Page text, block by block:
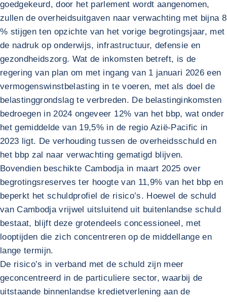
goedgekeurd, door het parlement wordt aangenomen,
zullen de overheidsuitgaven naar verwachting met bijna 8
% stijgen ten opzichte van het vorige begrotingsjaar, met
de nadruk op onderwijs, infrastructuur, defensie en
gezondheidszorg. Wat de inkomsten betreft, is de
regering van plan om met ingang van 1 januari 2026 een
vermogenswinstbelasting in te voeren, met als doel de
belastinggrondslag te verbreden. De belastinginkomsten
bedroegen in 2024 ongeveer 12% van het bbp, wat onder
het gemiddelde van 19,5% in de regio Azië-Pacific in
2023 ligt. De verhouding tussen de overheidsschuld en
het bbp zal naar verwachting gematigd blijven.
Bovendien beschikte Cambodja in maart 2025 over
begrotingsreserves ter hoogte van 11,9% van het bbp en
beperkt het schuldprofiel de risico’s. Hoewel de schuld
van Cambodja vrijwel uitsluitend uit buitenlandse schuld
bestaat, blijft deze grotendeels concessioneel, met
looptijden die zich concentreren op de middellange en
lange termijn.
De risico’s in verband met de schuld zijn meer
geconcentreerd in de particuliere sector, waarbij de
uitstaande binnenlandse kredietverlening aan de